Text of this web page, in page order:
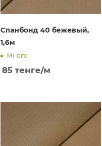
Спанбонд 40 бежевый,
1,6м
Много
85 тенге/м